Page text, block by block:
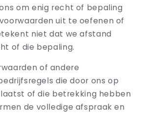
om enig recht of bepaling
uit te oefenen of
niet dat we afstand
of die bepaling.
of andere
die door ons op
of die betrekking hebben
de volledige afspraak en